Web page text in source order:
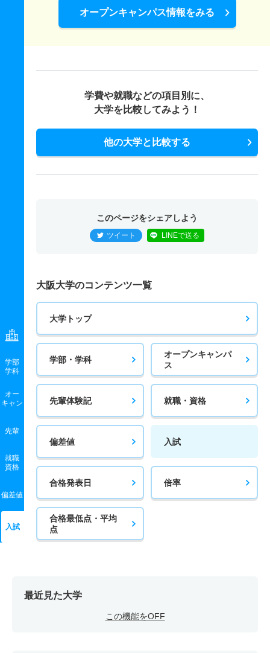
学部
学科
オー
キャン
先輩
就職
資格
偏差値
入試
オープンキャンパス情報をみる
学費や就職などの項目別に、
大学を比較してみよう！
他の大学と比較する
このページをシェアしよう
ツイート LINEで送る
大阪大学のコンテンツ一覧
大学トップ
学部・学科
オープンキャンパ
ス
先輩体験記 就職・資格
偏差値 入試
合格発表日 倍率
合格最低点・平均
点
最近見た大学
この機能をOFF